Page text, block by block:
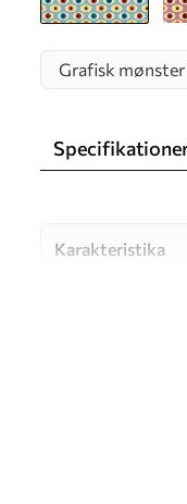
Grafisk mønster
Karakteristika